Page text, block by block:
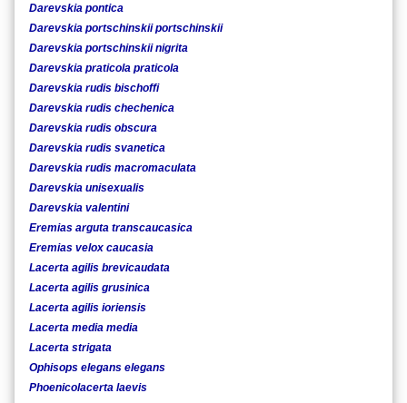
Darevskia pontica
Darevskia portschinskii portschinskii
Darevskia portschinskii nigrita
Darevskia praticola praticola
Darevskia rudis bischoffi
Darevskia rudis chechenica
Darevskia rudis obscura
Darevskia rudis svanetica
Darevskia rudis macromaculata
Darevskia unisexualis
Darevskia valentini
Eremias arguta transcaucasica
Eremias velox caucasia
Lacerta agilis brevicaudata
Lacerta agilis grusinica
Lacerta agilis ioriensis
Lacerta media media
Lacerta strigata
Ophisops elegans elegans
Phoenicolacerta laevis